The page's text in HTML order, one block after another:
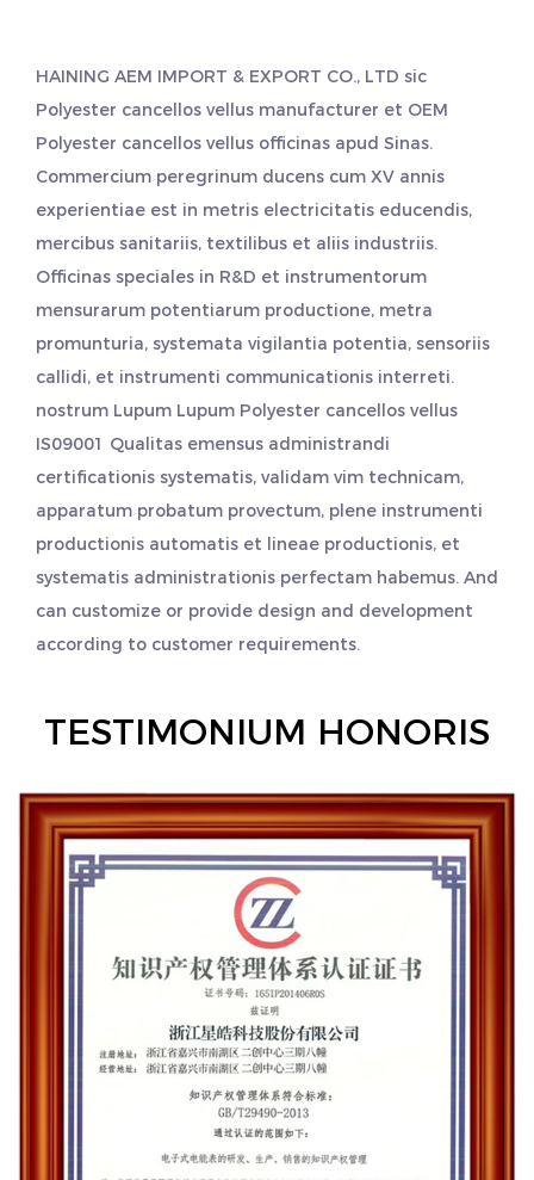
HAINING AEM IMPORT & EXPORT CO., LTD sic
Polyester cancellos vellus manufacturer et OEM
Polyester cancellos vellus officinas apud Sinas.
Commercium peregrinum ducens cum XV annis
experientiae est in metris electricitatis educendis,
mercibus sanitariis, textilibus et aliis industriis.
Officinas speciales in R&D et instrumentorum
mensurarum potentiarum productione, metra
promunturia, systemata vigilantia potentia, sensoriis
callidi, et instrumenti communicationis interreti.
nostrum Lupum Lupum Polyester cancellos vellus
IS09001 Qualitas emensus administrandi
certificationis systematis, validam vim technicam,
apparatum probatum provectum, plene instrumenti
productionis automatis et lineae productionis, et
systematis administrationis perfectam habemus. And
can customize or provide design and development
according to customer requirements.
TESTIMONIUM HONORIS